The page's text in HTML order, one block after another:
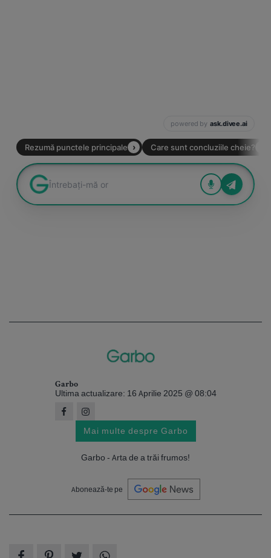
Garbo
Ultima actualizare: 16 Aprilie 2025 @ 08:04
Mai multe despre Garbo
Garbo - Arta de a trăi frumos!
Abonează-te pe